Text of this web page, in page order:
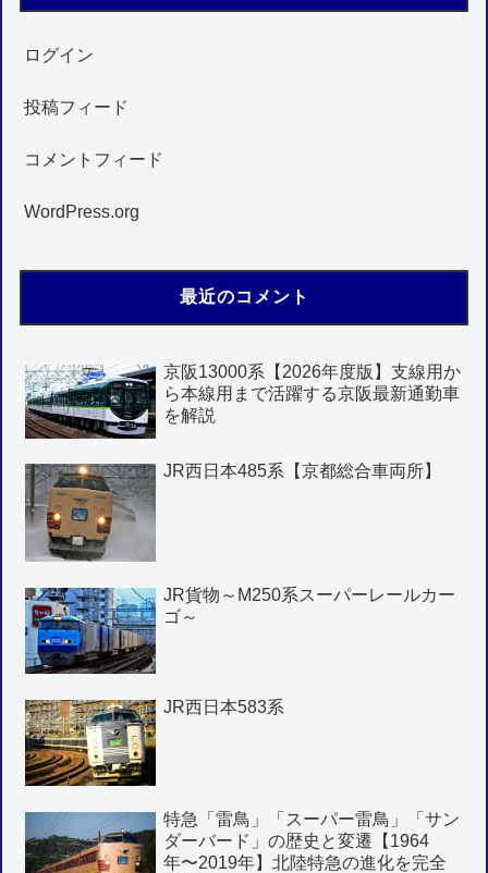
ログイン
投稿フィード
コメントフィード
WordPress.org
最近のコメント
京阪13000系【2026年度版】支線用か
ら本線用まで活躍する京阪最新通勤車
を解説
JR西日本485系【京都総合車両所】
JR貨物～M250系スーパーレールカー
ゴ～
JR西日本583系
特急「雷鳥」「スーパー雷鳥」「サン
ダーバード」の歴史と変遷【1964
年〜2019年】北陸特急の進化を完全